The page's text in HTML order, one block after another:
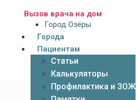
Вызов врача на дом
Город Озёры
Города
Пациентам
Статьи
Калькуляторы
Профилактика и ЗОЖ